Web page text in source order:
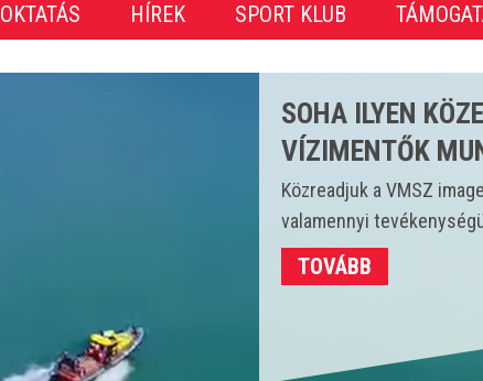
OKTATÁS HÍREK SPORT KLUB
CSAKNEM 4000
ÖS
Idén 450 vízmentő
strandokon összesen
TOVÁBB